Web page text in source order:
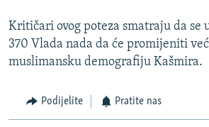
Kritičari ovog poteza smatraju da se
370 Vlada nada da će promijeniti
muslimansku demografiju Kašmira.
Podijelite Pratite nas